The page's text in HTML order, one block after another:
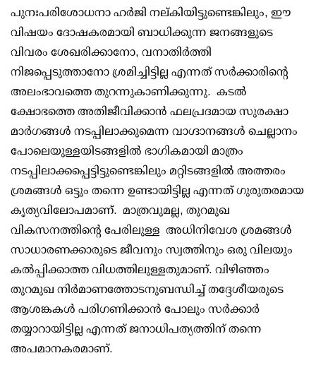
പുനഃപരിശോധനാ ഹർജി നല്കിയിട്ടുണ്ടെങ്കിലും, ഈ
വിഷയം ദോഷകരമായി ബാധിക്കുന്ന ജനങ്ങളുടെ
വിവരം ശേഖരിക്കാനോ, വനാതിർത്തി
നിജപ്പെടുത്താനോ ശ്രമിച്ചിട്ടില്ല എന്നത് സർക്കാരിന്റെ
അലംഭാവത്തെ തുറന്നുകാണിക്കുന്നു. കടൽ
ക്ഷോഭത്തെ അതിജീവിക്കാൻ ഫലപ്രദമായ സുരക്ഷാ
മാർഗങ്ങൾ നടപ്പിലാക്കുമെന്ന വാഗ്ദാനങ്ങൾ ചെല്ലാനം
പോലെയുള്ളയിടങ്ങളിൽ ഭാഗികമായി മാത്രം
നടപ്പിലാക്കപ്പെട്ടിട്ടുണ്ടെങ്കിലും മറ്റിടങ്ങളിൽ അത്തരം
ശ്രമങ്ങൾ ഒട്ടും തന്നെ ഉണ്ടായിട്ടില്ല എന്നത് ഗുരുതരമായ
കൃത്യവിലോപമാണ്. മാത്രവുമല്ല, തുറമുഖ
വികസനത്തിന്റെ പേരിലുള്ള അധിനിവേശ ശ്രമങ്ങൾ
സാധാരണക്കാരുടെ ജീവനും സ്വത്തിനും ഒരു വിലയും
കൽപ്പിക്കാത്ത വിധത്തിലുള്ളതുമാണ്. വിഴിഞ്ഞം
തുറമുഖ നിർമാണത്തോടനുബന്ധിച്ച് തദ്ദേശീയരുടെ
ആശങ്കകൾ പരിഗണിക്കാൻ പോലും സർക്കാർ
തയ്യാറായിട്ടില്ല എന്നത് ജനാധിപത്യത്തിന് തന്നെ
അപമാനകരമാണ്.